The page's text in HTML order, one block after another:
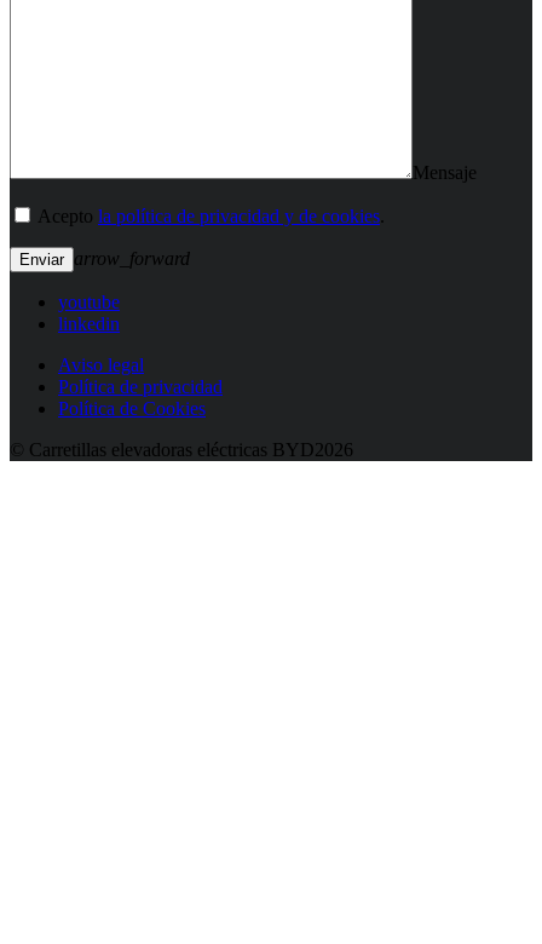
Mensaje
Acepto la política de privacidad y de cookies.
arrow_forward
youtube
linkedin
Aviso legal
Política de privacidad
Política de Cookies
© Carretillas elevadoras eléctricas BYD2026